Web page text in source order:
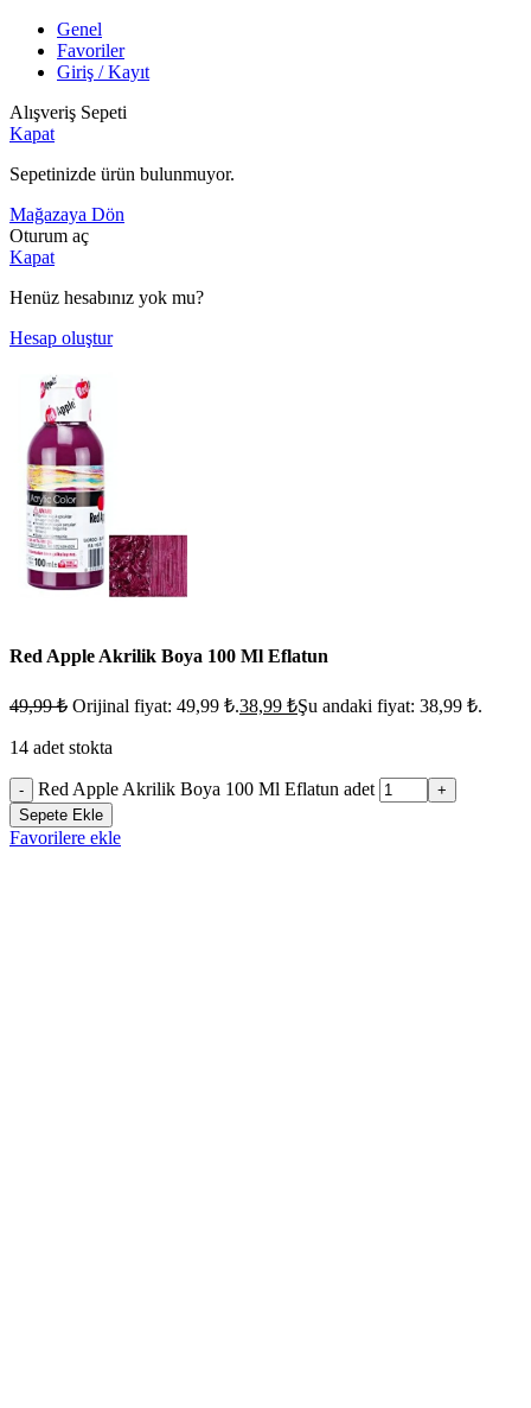
Genel
Favoriler
Giriş / Kayıt
Alışveriş Sepeti
Kapat
Sepetinizde ürün bulunmuyor.
Mağazaya Dön
Oturum aç
Kapat
Henüz hesabınız yok mu?
Hesap oluştur
Red Apple Akrilik Boya 100 Ml Eflatun
49,99₺ Orijinal fiyat: 49,99 ₺.38,99 ₺Şu andaki fiyat: 38,99 ₺.
14 adet stokta
- Red Apple Akrilik Boya 100 Ml Eflatun adet
+
Sepete Ekle
Favorilere ekle